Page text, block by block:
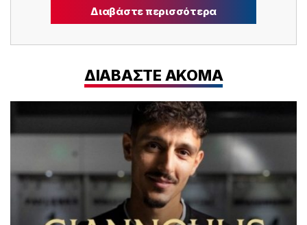
Διαβάστε περισσότερα
ΔΙΑΒΑΣΤΕ ΑΚΟΜΑ